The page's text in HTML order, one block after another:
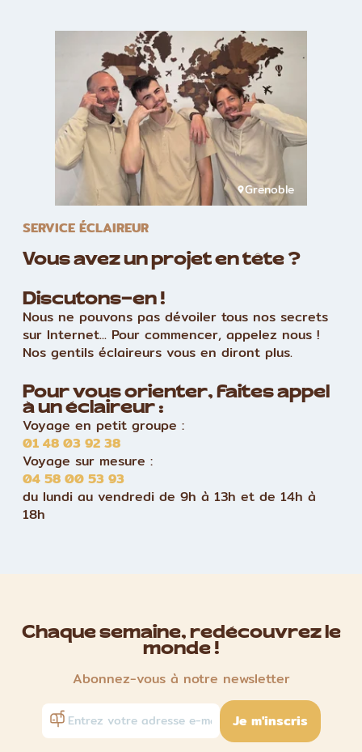
Grenoble
SERVICE ÉCLAIREUR
Vous avez un projet en tête ?
Discutons-en !
Nous ne pouvons pas dévoiler tous nos secrets
sur Internet... Pour commencer, appelez nous !
Nos gentils éclaireurs vous en diront plus.
Pour vous orienter, faites appel
à un éclaireur :
Voyage en petit groupe :
01 48 03 92 38
Voyage sur mesure :
04 58 00 53 93
du lundi au vendredi de 9h à 13h et de 14h à
18h
Chaque semaine, redécouvrez le
monde !
Abonnez-vous à notre newsletter
Je m'inscris